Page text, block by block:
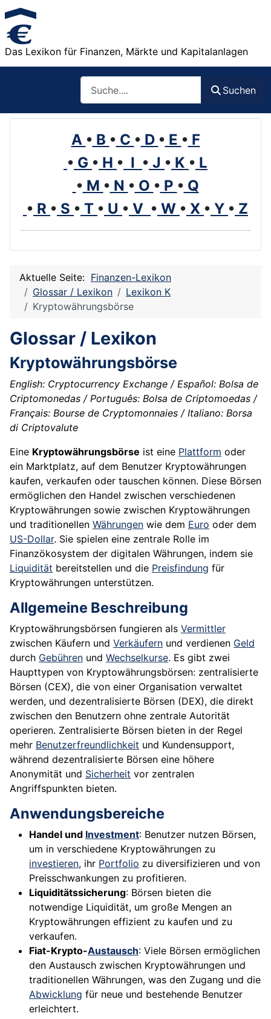
Das Lexikon für Finanzen, Märkte und Kapitalanlagen
Suchen
A • B • C • D • E • F
• G • H • I • J • K • L
• M • N • O • P • Q
• R • S • T • U • V • W • X • Y • Z
Aktuelle Seite: Finanzen-Lexikon
Glossar / Lexikon
Lexikon K
Kryptowährungsbörse
Glossar / Lexikon
Kryptowährungsbörse
English: Cryptocurrency Exchange / Español: Bolsa de
Criptomonedas / Português: Bolsa de Criptomoedas /
Français: Bourse de Cryptomonnaies / Italiano: Borsa
di Criptovalute
Eine Kryptowährungsbörse ist eine Plattform oder
ein Marktplatz, auf dem Benutzer Kryptowährungen
kaufen, verkaufen oder tauschen können. Diese Börsen
ermöglichen den Handel zwischen verschiedenen
Kryptowährungen sowie zwischen Kryptowährungen
und traditionellen Währungen wie dem Euro oder dem
US-Dollar. Sie spielen eine zentrale Rolle im
Finanzökosystem der digitalen Währungen, indem sie
Liquidität bereitstellen und die Preisfindung für
Kryptowährungen unterstützen.
Allgemeine Beschreibung
Kryptowährungsbörsen fungieren als Vermittler
zwischen Käufern und Verkäufern und verdienen Geld
durch Gebühren und Wechselkurse. Es gibt zwei
Haupttypen von Kryptowährungsbörsen: zentralisierte
Börsen (CEX), die von einer Organisation verwaltet
werden, und dezentralisierte Börsen (DEX), die direkt
zwischen den Benutzern ohne zentrale Autorität
operieren. Zentralisierte Börsen bieten in der Regel
mehr Benutzerfreundlichkeit und Kundensupport,
während dezentralisierte Börsen eine höhere
Anonymität und Sicherheit vor zentralen
Angriffspunkten bieten.
Anwendungsbereiche
Handel und Investment: Benutzer nutzen Börsen,
um in verschiedene Kryptowährungen zu
investieren, ihr Portfolio zu diversifizieren und von
Preisschwankungen zu profitieren.
Liquiditätssicherung: Börsen bieten die
notwendige Liquidität, um große Mengen an
Kryptowährungen effizient zu kaufen und zu
verkaufen.
Fiat-Krypto-Austausch: Viele Börsen ermöglichen
den Austausch zwischen Kryptowährungen und
traditionellen Währungen, was den Zugang und die
Abwicklung für neue und bestehende Benutzer
erleichtert.